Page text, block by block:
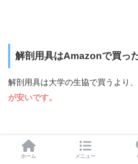
解剖用具はAmazonで買っ
解剖用具は大学の生協で買うより、
が安いです。
質が悪いわけでもないですよ！
ホーム メニュー